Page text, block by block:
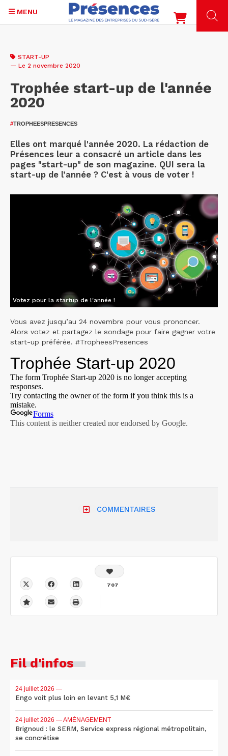
contenu
MENU
START-UP
— Le 2 novembre 2020
Trophée start-up de l'année
2020
#TROPHEESPRESENCES
Elles ont marqué l'année 2020. La rédaction de
Présences leur a consacré un article dans les
pages "start-up" de son magazine. QUI sera la
start-up de l’année ? C'est à vous de voter !
Votez pour la startup de l'année !
Vous avez jusqu’au 24 novembre pour vous prononcer.
Alors votez et partagez le sondage pour faire gagner votre
start-up préférée. #TropheesPresences
COMMENTAIRES
707
Fil d'infos
24 juillet 2026 —
Engo voit plus loin en levant 5,1 M€
24 juillet 2026 — AMÉNAGEMENT
Brignoud : le SERM, Service express régional métropolitain,
se concrétise